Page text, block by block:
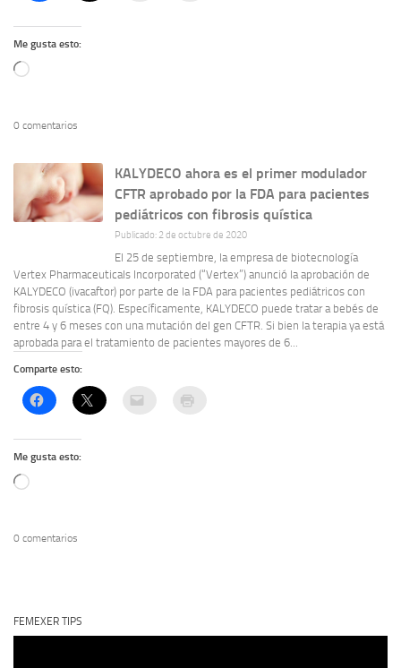
Me gusta esto:
Cargando...
0 comentarios
KALYDECO ahora es el primer modulador
CFTR aprobado por la FDA para pacientes
pediátricos con fibrosis quística
Publicado: 2 de octubre de 2020
El 25 de septiembre, la empresa de biotecnología
Vertex Pharmaceuticals Incorporated (“Vertex”) anunció la aprobación de
KALYDECO (ivacaftor) por parte de la FDA para pacientes pediátricos con
fibrosis quística (FQ). Específicamente, KALYDECO puede tratar a bebés de
entre 4 y 6 meses con una mutación del gen CFTR. Si bien la terapia ya está
aprobada para el tratamiento de pacientes mayores de 6...
Comparte esto:
Me gusta esto:
Cargando...
0 comentarios
FEMEXER TIPS